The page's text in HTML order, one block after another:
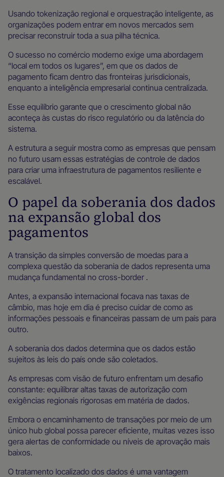
Usando tokenização regional e orquestração inteligente, as
organizações podem entrar em novos mercados sem
precisar reconstruir toda a sua pilha técnica.
O sucesso no comércio moderno exige uma abordagem
“local em todos os lugares”, em que os dados de
pagamento ficam dentro das fronteiras jurisdicionais,
enquanto a inteligência empresarial continua centralizada.
Esse equilíbrio garante que o crescimento global não
aconteça às custas do risco regulatório ou da latência do
sistema.
A estrutura a seguir mostra como as empresas que pensam
no futuro usam essas estratégias de controle de dados
para criar uma infraestrutura de pagamentos resiliente e
escalável.
O papel da soberania dos dados
na expansão global dos
pagamentos
A transição da simples conversão de moedas para a
complexa questão da soberania de dados representa uma
mudança fundamental no cross-border .
Antes, a expansão internacional focava nas taxas de
câmbio, mas hoje em dia é preciso cuidar de como as
informações pessoais e financeiras passam de um país para
outro.
A soberania dos dados determina que os dados estão
sujeitos às leis do país onde são coletados.
As empresas com visão de futuro enfrentam um desafio
constante: equilibrar altas taxas de autorização com
exigências regionais rigorosas em matéria de dados.
Embora o encaminhamento de transações por meio de um
único hub global possa parecer eficiente, muitas vezes isso
gera alertas de conformidade ou níveis de aprovação mais
baixos.
O tratamento localizado dos dados é uma vantagem